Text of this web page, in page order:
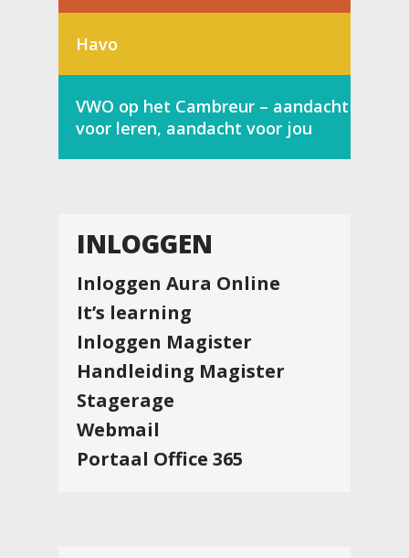
Havo
VWO op het Cambreur – aandacht
voor leren, aandacht voor jou
INLOGGEN
Inloggen Aura Online
It’s learning
Inloggen Magister
Handleiding Magister
Stagerage
Webmail
Portaal Office 365